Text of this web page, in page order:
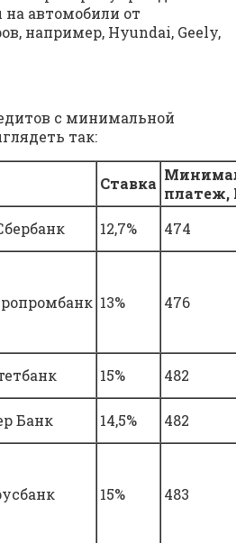
автомобили от
например, Hyundai, Geely,
с минимальной
так:
Ставка
платеж,
12,7%
474
13% 476
15%
482
Банк 14,5%
482
15% 483